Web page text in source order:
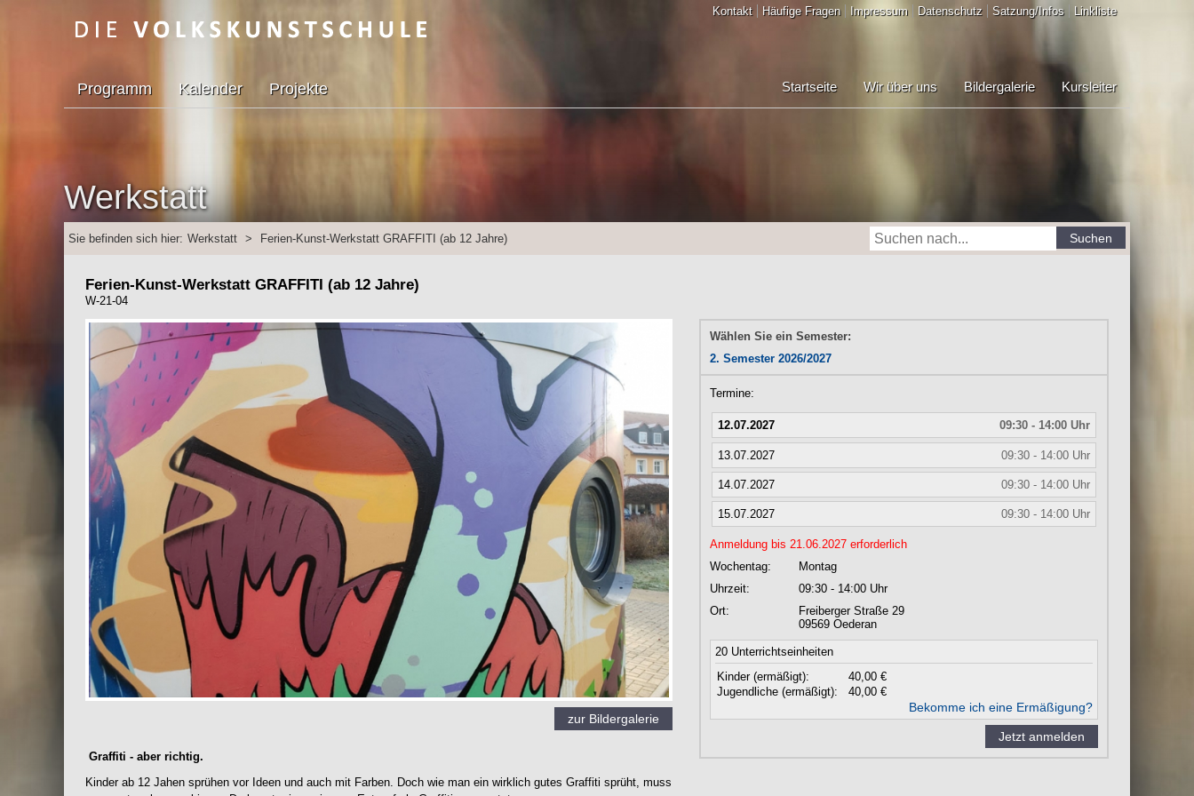
Kontakt Häufige Fragen Impressum Datenschutz Satzung/Infos Linkliste
Programm Kalender Projekte Kursleiter
Bildergalerie
Wir über uns
Startseite
Werkstatt
Sie befinden sich hier: Werkstatt > Ferien-Kunst-Werkstatt GRAFFITI (ab 12 Jahre) Suchen
Ferien-Kunst-Werkstatt GRAFFITI (ab 12 Jahre)
W-21-04
zur Bildergalerie
Graffiti - aber richtig.
Kinder ab 12 Jahen sprühen vor Ideen und auch mit Farben. Doch wie man ein wirklich gutes Graffiti sprüht, muss
Wählen Sie ein Semester:
2. Semester 2026/2027
Termine:
09:30 - 14:00 Uhr
12.07.2027
09:30 - 14:00 Uhr
13.07.2027
09:30 - 14:00 Uhr
14.07.2027
09:30 - 14:00 Uhr
15.07.2027
Anmeldung bis 21.06.2027 erforderlich
Wochentag:
Montag
Uhrzeit:
09:30 - 14:00 Uhr
Ort:
Freiberger Straße 29
09569 Oederan
20 Unterrichtseinheiten
Kinder (ermäßigt):
40,00 €
Jugendliche (ermäßigt):
40,00 €
Bekomme ich eine Ermäßigung?
Jetzt anmelden